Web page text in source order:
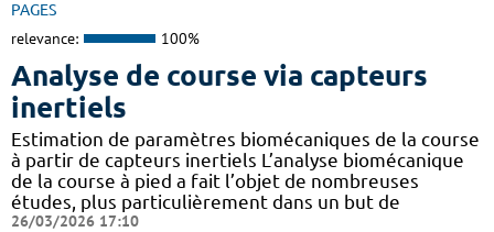
PAGES
relevance: 100%
Analyse de course via capteurs
inertiels
Estimation de paramètres biomécaniques de la course
à partir de capteurs inertiels L’analyse biomécanique
de la course à pied a fait l’objet de nombreuses
études, plus particulièrement dans un but de
26/03/2026 17:10